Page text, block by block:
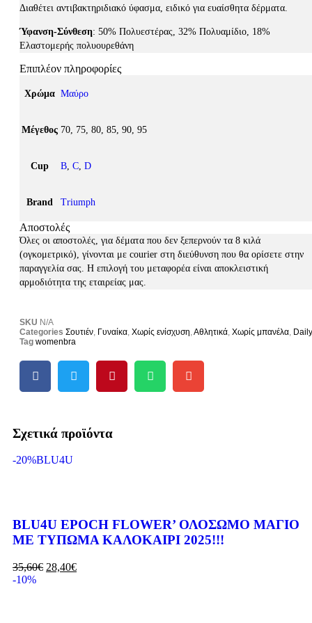
Διαθέτει αντιβακτηριδιακό ύφασμα, ειδικό για ευαίσθητα δέρματα.
Ύφανση-Σύνθεση: 50% Πολυεστέρας, 32% Πολυαμίδιο, 18%
Ελαστομερής πολυουρεθάνη
Επιπλέον πληροφορίες
Χρώμα Μαύρο
Μέγεθος 70, 75, 80, 85, 90, 95
Cup B, C, D
Brand Triumph
Αποστολές
Όλες οι αποστολές, για δέματα που δεν ξεπερνούν τα 8 κιλά
(ογκομετρικό), γίνονται με courier στη διεύθυνση που θα ορίσετε στην
παραγγελία σας. Η επιλογή του μεταφορέα είναι αποκλειστική
αρμοδιότητα της εταιρείας μας.
SKU N/A
Categories Σουτιέν, Γυναίκα, Χωρίς ενίσχυση,Αθλητικά, Χωρίς μπανέλα, Daily
Tag womenbra
Σχετικά προϊόντα
-20%BLU4U
BLU4U EPOCH FLOWER’ ΟΛΟΣΩΜΟ ΜΑΓΙΟ
ΜΕ ΤΥΠΩΜΑ ΚΑΛΟΚΑΙΡΙ 2025!!!
35,60€ 28,40€
-10%